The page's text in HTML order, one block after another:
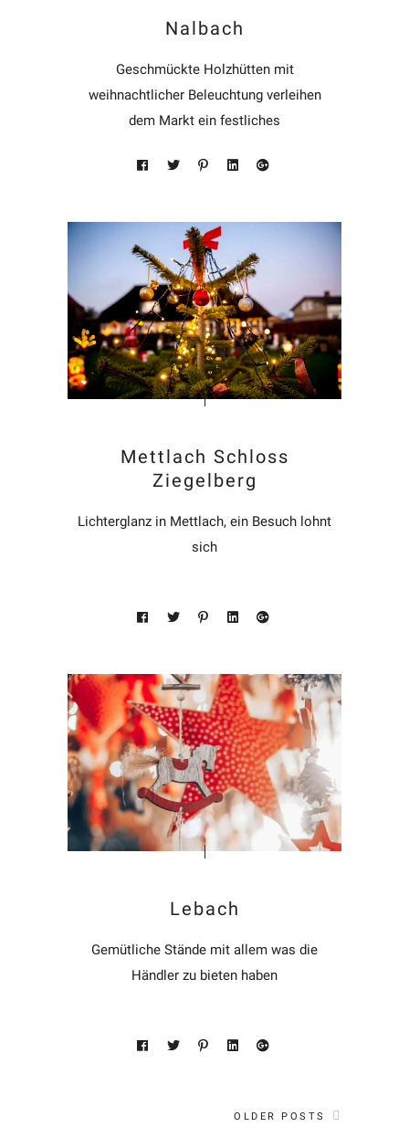
Nalbach
Geschmückte Holzhütten mit
weihnachtlicher Beleuchtung verleihen
dem Markt ein festliches
Mettlach Schloss
Ziegelberg
Lichterglanz in Mettlach, ein Besuch lohnt
sich
Lebach
Gemütliche Stände mit allem was die
Händler zu bieten haben
OLDER POSTS